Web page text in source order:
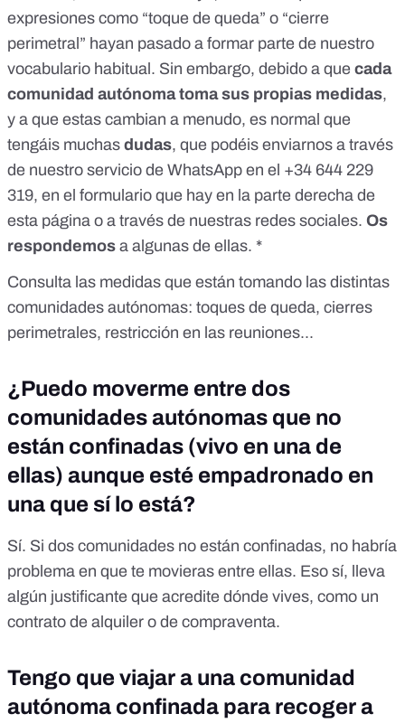
expresiones como “toque de queda” o “cierre
perimetral” hayan pasado a formar parte de nuestro
vocabulario habitual. Sin embargo, debido a que cada
comunidad autónoma toma sus propias medidas,
y a que estas cambian a menudo, es normal que
tengáis muchas dudas, que podéis enviarnos a través
de nuestro servicio de WhatsApp en el +34 644 229
319, en el formulario que hay en la parte derecha de
esta página o a través de nuestras redes sociales. Os
respondemos a algunas de ellas. *
Consulta las medidas que están tomando las distintas
comunidades autónomas: toques de queda, cierres
perimetrales, restricción en las reuniones...
¿Puedo moverme entre dos
comunidades autónomas que no
están confinadas (vivo en una de
ellas) aunque esté empadronado en
una que sí lo está?
Sí. Si dos comunidades no están confinadas, no habría
problema en que te movieras entre ellas. Eso sí, lleva
algún justificante que acredite dónde vives, como un
contrato de alquiler o de compraventa.
Tengo que viajar a una comunidad
autónoma confinada para recoger a